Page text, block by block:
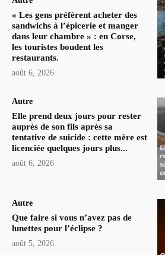
« Les gens préfèrent acheter des
sandwichs à l’épicerie et manger
dans leur chambre » : en Corse,
les touristes boudent les
restaurants.
août 6, 2026
Autre
Elle prend deux jours pour rester
auprès de son fils après sa
tentative de suicide : cette mère est
licenciée quelques jours plus...
août 6, 2026
Autre
Que faire si vous n’avez pas de
lunettes pour l’éclipse ?
août 5, 2026